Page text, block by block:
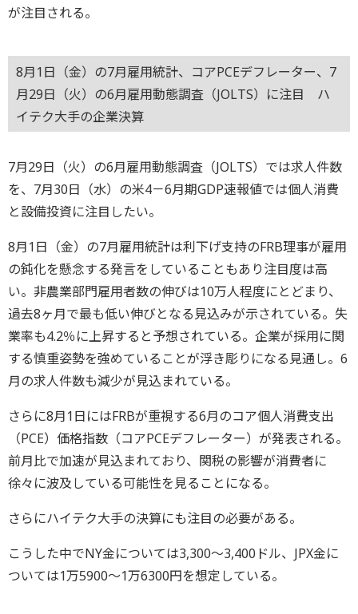
が注目される。
8月1日（金）の7月雇用統計、コアPCEデフレーター、7
月29日（火）の6月雇用動態調査（JOLTS）に注目 ハ
イテク大手の企業決算
7月29日（火）の6月雇用動態調査（JOLTS）では求人件数
を、7月30日（水）の米4－6月期GDP速報値では個人消費
と設備投資に注目したい。
8月1日（金）の7月雇用統計は利下げ支持のFRB理事が雇用
の鈍化を懸念する発言をしていることもあり注目度は高
い。非農業部門雇用者数の伸びは10万人程度にとどまり、
過去8ヶ月で最も低い伸びとなる見込みが示されている。失
業率も4.2％に上昇すると予想されている。企業が採用に関
する慎重姿勢を強めていることが浮き彫りになる見通し。6
月の求人件数も減少が見込まれている。
さらに8月1日にはFRBが重視する6月のコア個人消費支出
（PCE）価格指数（コアPCEデフレーター）が発表される。
前月比で加速が見込まれており、関税の影響が消費者に
徐々に波及している可能性を見ることになる。
さらにハイテク大手の決算にも注目の必要がある。
こうした中でNY金については3,300～3,400ドル、JPX金に
ついては1万5900～1万6300円を想定している。